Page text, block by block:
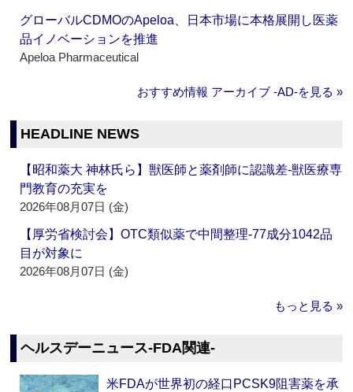
グローバルCDMOのApeloa、日本市場に本格展開し医薬
品イノベーションを推進
Apeloa Pharmaceutical
おすすめ情報 アーカイブ ‐AD‐を見る »
HEADLINE NEWS
【昭和薬大 神林氏ら】獣医師と薬剤師に認識差‐獣医療専
門教育の充実を
2026年08月07日 (金)
【厚労省検討会】OTC類似薬で中間整理‐77成分1042品
目が対象に
2026年08月07日 (金)
もっと見る »
ヘルスデーニュース‐FDA関連‐
米FDAが世界初の経口PCSK9阻害薬を承